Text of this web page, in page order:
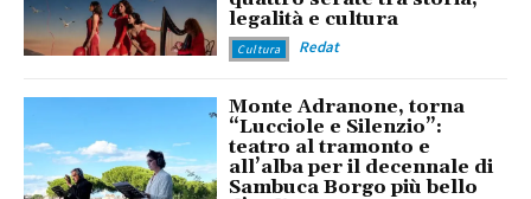
legalità e cultura
Cultura Redat
Monte Adranone, torna
“Lucciole e Silenzio”:
teatro al tramonto e
all’alba per il decennale di
Sambuca Borgo più bello